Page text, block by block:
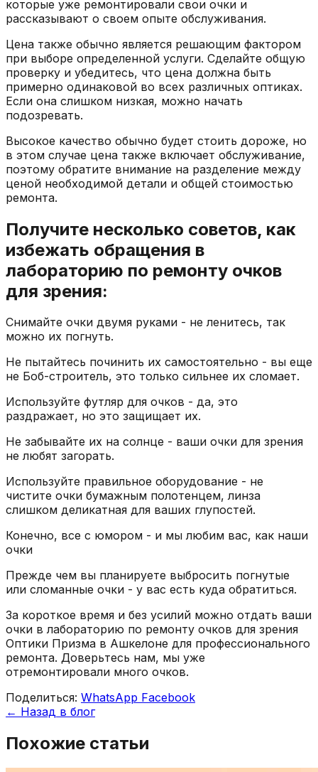
которые уже ремонтировали свои очки и
рассказывают о своем опыте обслуживания.
Цена также обычно является решающим фактором
при выборе определенной услуги. Сделайте общую
проверку и убедитесь, что цена должна быть
примерно одинаковой во всех различных оптиках.
Если она слишком низкая, можно начать
подозревать.
Высокое качество обычно будет стоить дороже, но
в этом случае цена также включает обслуживание,
поэтому обратите внимание на разделение между
ценой необходимой детали и общей стоимостью
ремонта.
Получите несколько советов, как
избежать обращения в
лабораторию по ремонту очков
для зрения:
Снимайте очки двумя руками - не ленитесь, так
можно их погнуть.
Не пытайтесь починить их самостоятельно - вы еще
не Боб-строитель, это только сильнее их сломает.
Используйте футляр для очков - да, это
раздражает, но это защищает их.
Не забывайте их на солнце - ваши очки для зрения
не любят загорать.
Используйте правильное оборудование - не
чистите очки бумажным полотенцем, линза
слишком деликатная для ваших глупостей.
Конечно, все с юмором - и мы любим вас, как наши
очки
Прежде чем вы планируете выбросить погнутые
или сломанные очки - у вас есть куда обратиться.
За короткое время и без усилий можно отдать ваши
очки в лабораторию по ремонту очков для зрения
Оптики Призма в Ашкелоне для профессионального
ремонта. Доверьтесь нам, мы уже
отремонтировали много очков.
Поделиться: WhatsApp Facebook
← Назад в блог
Похожие статьи